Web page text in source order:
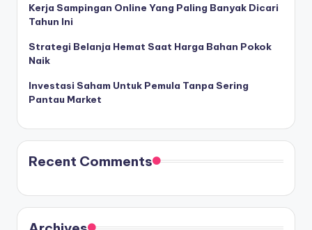
Kerja Sampingan Online Yang Paling Banyak Dicari
Tahun Ini
Strategi Belanja Hemat Saat Harga Bahan Pokok
Naik
Investasi Saham Untuk Pemula Tanpa Sering
Pantau Market
Recent Comments